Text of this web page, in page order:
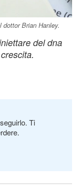
Brian Hanley.
del dna
Ti